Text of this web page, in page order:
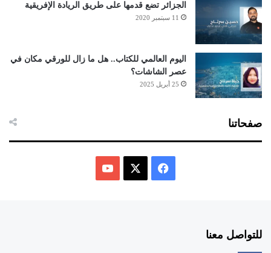
الجزائر تضع قدمها على طريق الريادة الإفريقية
11 سبتمبر 2020
اليوم العالمي للكتاب.. هل ما زال للورقي مكان في
عصر الشاشات؟
25 أبريل 2025
صفحاتنا
للتواصل معنا